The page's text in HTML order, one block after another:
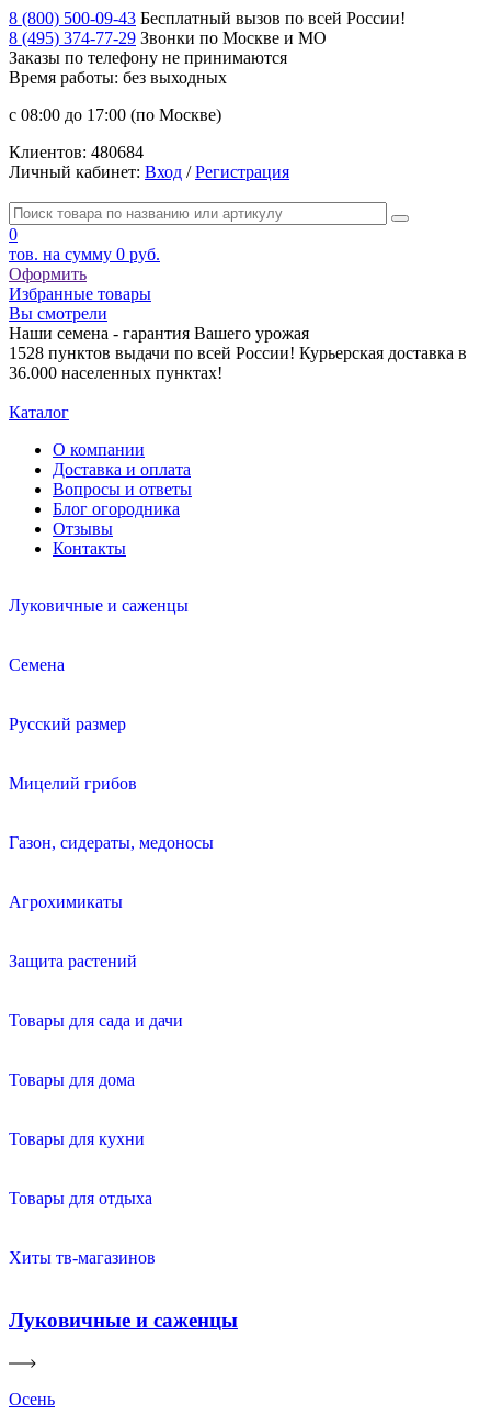
8 (800) 500-09-43 Бесплатный вызов по всей России!
8 (495) 374-77-29 Звонки по Москве и МО
Заказы по телефону не принимаются
Время работы: без выходных
с 08:00 до 17:00 (по Москве)
Клиентов: 480684
Личный кабинет: Вход /Регистрация
0
тов. на сумму 0 руб.
Оформить
Избранные товары
Вы смотрели
Наши семена - гарантия Вашего урожая
1528 пунктов выдачи по всей России! Курьерская доставка в
36.000 населенных пунктах!
Каталог
О компании
Доставка и оплата
Вопросы и ответы
Блог огородника
Отзывы
Контакты
Луковичные и саженцы
Семена
Русский размер
Мицелий грибов
Газон, сидераты, медоносы
Агрохимикаты
Защита растений
Товары для сада и дачи
Товары для дома
Товары для кухни
Товары для отдыха
Хиты тв-магазинов
Луковичные и саженцы
Осень